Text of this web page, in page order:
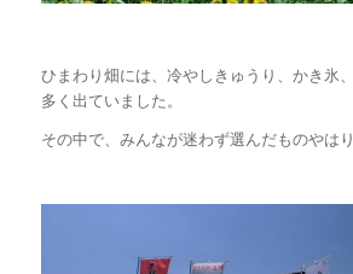
ひまわり畑には、冷やしきゅうり、かき氷
多く出ていました。
その中で、みんなが迷わず選んだものやは